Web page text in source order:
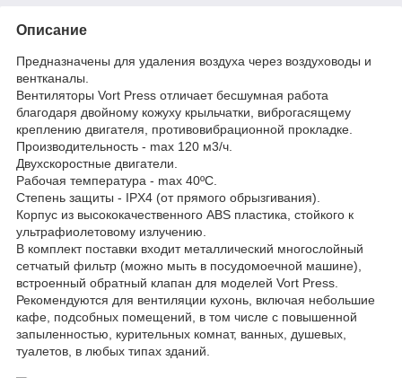
Описание
Предназначены для удаления воздуха через воздуховоды и
вентканалы.
Вентиляторы Vort Press отличает бесшумная работа
благодаря двойному кожуху крыльчатки, виброгасящему
креплению двигателя, противовибрационной прокладке.
Производительность - max 120 м3/ч.
Двухскоростные двигатели.
Рабочая температура - max 40ºC.
Степень защиты - IPX4 (от прямого обрызгивания).
Корпус из высококачественного АBS пластика, стойкого к
ультрафиолетовому излучению.
В комплект поставки входит металлический многослойный
сетчатый фильтр (можно мыть в посудомоечной машине),
встроенный обратный клапан для моделей Vort Press.
Рекомендуются для вентиляции кухонь, включая небольшие
кафе, подсобных помещений, в том числе с повышенной
запыленностью, курительных комнат, ванных, душевых,
туалетов, в любых типах зданий.